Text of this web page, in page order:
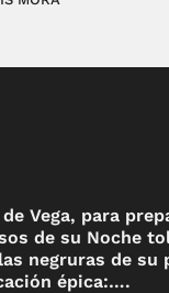
Vega, para
de su Noche
negruras de su
épica:….